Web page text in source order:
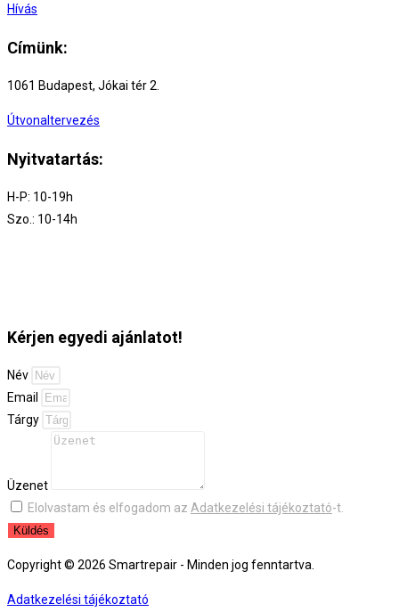
Hívás
Címünk:
1061 Budapest, Jókai tér 2.
Útvonaltervezés
Nyitvatartás:
H-P: 10-19h
Szo.: 10-14h
Kérjen egyedi ajánlatot!
Név
Email
Tárgy
Üzenet
Elolvastam és elfogadom az Adatkezelési tájékoztató-t.
Küldés
Copyright © 2026 Smartrepair - Minden jog fenntartva.
Adatkezelési tájékoztató